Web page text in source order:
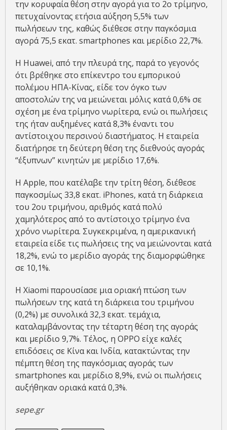
την κορυφαία θέση στην αγορά για το 2ο τρίμηνο,
πετυχαίνοντας ετήσια αύξηση 5,5% των
πωλήσεων της, καθώς διέθεσε στην παγκόσμια
αγορά 75,5 εκατ. smartphones και μερίδιο 22,7%.
H Huawei, από την πλευρά της, παρά το γεγονός
ότι βρέθηκε στο επίκεντρο του εμπορικού
πολέμου ΗΠΑ-Κίνας, είδε τον όγκο των
αποστολών της να μειώνεται μόλις κατά 0,6% σε
σχέση με ένα τρίμηνο νωρίτερα, ενώ οι πωλήσεις
της ήταν αυξημένες κατά 8,3% έναντι του
αντίστοιχου περσινού διαστήματος. Η εταιρεία
διατήρησε τη δεύτερη θέση της διεθνούς αγοράς
“έξυπνων” κινητών με μερίδιο 17,6%.
Η Apple, που κατέλαβε την τρίτη θέση, διέθεσε
παγκοσμίως 33,8 εκατ. iPhones, κατά τη διάρκεια
του 2ου τριμήνου, αριθμός κατά πολύ
χαμηλότερος από το αντίστοιχο τρίμηνο ένα
χρόνο νωρίτερα. Συγκεκριμένα, η αμερικανική
εταιρεία είδε τις πωλήσεις της να μειώνονται κατά
18,2%, ενώ το μερίδιο αγοράς της διαμορφώθηκε
σε 10,1%.
Η Xiaomi παρουσίασε μια οριακή πτώση των
πωλήσεων της κατά τη διάρκεια του τριμήνου
(0,2%) με συνολικά 32,3 εκατ. τεμάχια,
καταλαμβάνοντας την τέταρτη θέση της αγοράς
και μερίδιο 9,7%. Τέλος, η OPPO είχε καλές
επιδόσεις σε Κίνα και Ινδία, κατακτώντας την
πέμπτη θέση της παγκόσμιας αγοράς των
smartphones και μερίδιο 8,9%, ενώ οι πωλήσεις
αυξήθηκαν οριακά κατά 0,3%.
sepe.gr